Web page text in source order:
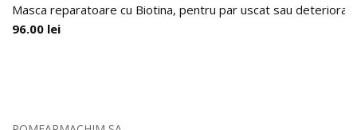
Masca reparatoare cu Biotina, pentru par uscat sau
96.00 lei